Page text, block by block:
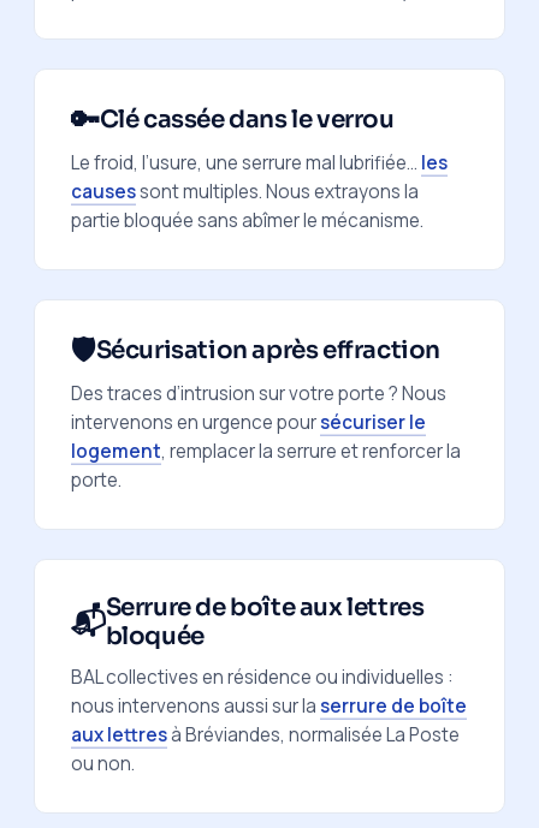
🔑Clé cassée dans le verrou
Le froid, l’usure, une serrure mal lubrifiée… les
causessont multiples. Nous extrayons la
partie bloquée sans abîmer le mécanisme.
🛡️Sécurisation après effraction
Des traces d’intrusion sur votre porte ? Nous
intervenons en urgence poursécuriser le
logement, remplacer la serrure et renforcer la
porte.
📬Serrure de boîte aux lettres
bloquée
BAL collectives en résidence ou individuelles :
nous intervenons aussi sur laserrure de boîte
aux lettresà Bréviandes, normalisée La Poste
ou non.